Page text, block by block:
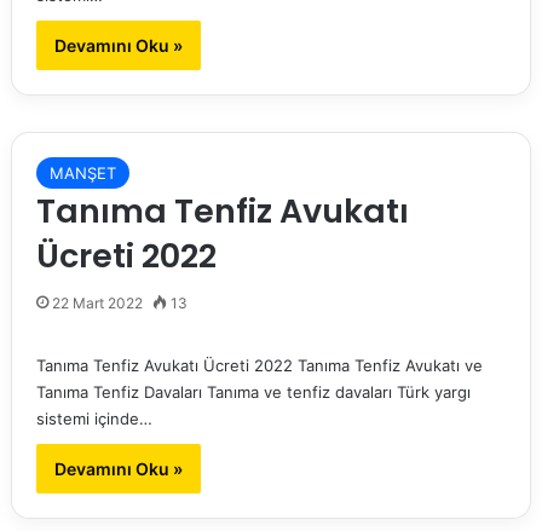
Devamını Oku »
MANŞET
Tanıma Tenfiz Avukatı
Ücreti 2022
22 Mart 2022 13
Tanıma Tenfiz Avukatı Ücreti 2022 Tanıma Tenfiz Avukatı ve
Tanıma Tenfiz Davaları Tanıma ve tenfiz davaları Türk yargı
sistemi içinde…
Devamını Oku »